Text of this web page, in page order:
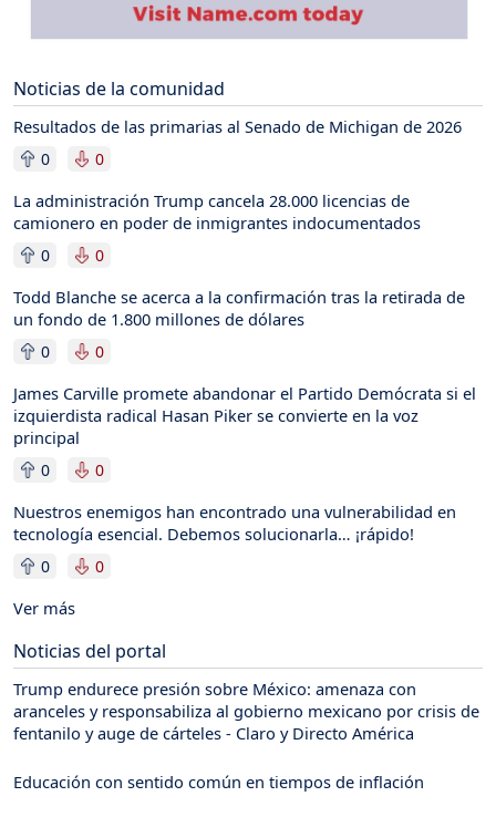
Noticias de la comunidad
Resultados de las primarias al Senado de Michigan de 2026
0 0
La administración Trump cancela 28.000 licencias de
camionero en poder de inmigrantes indocumentados
0 0
Todd Blanche se acerca a la confirmación tras la retirada de
un fondo de 1.800 millones de dólares
0 0
James Carville promete abandonar el Partido Demócrata si el
izquierdista radical Hasan Piker se convierte en la voz
principal
0 0
Nuestros enemigos han encontrado una vulnerabilidad en
tecnología esencial. Debemos solucionarla… ¡rápido!
0 0
Ver más
Noticias del portal
Trump endurece presión sobre México: amenaza con
aranceles y responsabiliza al gobierno mexicano por crisis de
fentanilo y auge de cárteles - Claro y Directo América
Educación con sentido común en tiempos de inflación